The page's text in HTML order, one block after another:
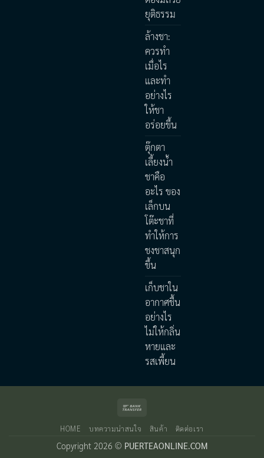
ยุติธรรม
ล้างชา:
ควรทำ
เมื่อไร
และทำ
อย่างไร
ให้ชา
อร่อยขึ้น
ตุ๊กตา
เลี้ยงน้ำ
ชาคือ
อะไร ของ
เล็กบน
โต๊ะชาที่
ทำให้การ
ชงชาสนุก
ขึ้น
เก็บชาใน
อากาศชื้น
อย่างไร
ไม่ให้กลิ่น
หายและ
รสเพี้ยน
HOME บทความน่าสนใจ สินค้า ติดต่อเรา
Copyright 2026 © PUERTEAONLINE.COM